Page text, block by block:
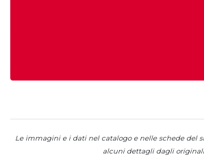
Le immagini e i dati nel catalogo e nelle schede del
alcuni dettagli dagli originali